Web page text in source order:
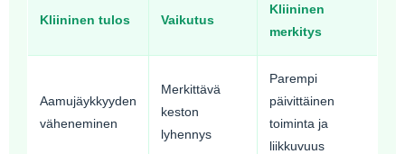
Kliininen tulos Vaikutus
Kliininen
merkitys
Aamujäykkyyden
väheneminen
Merkittävä
keston
lyhennys
Parempi
päivittäinen
toiminta ja
liikkuvuus